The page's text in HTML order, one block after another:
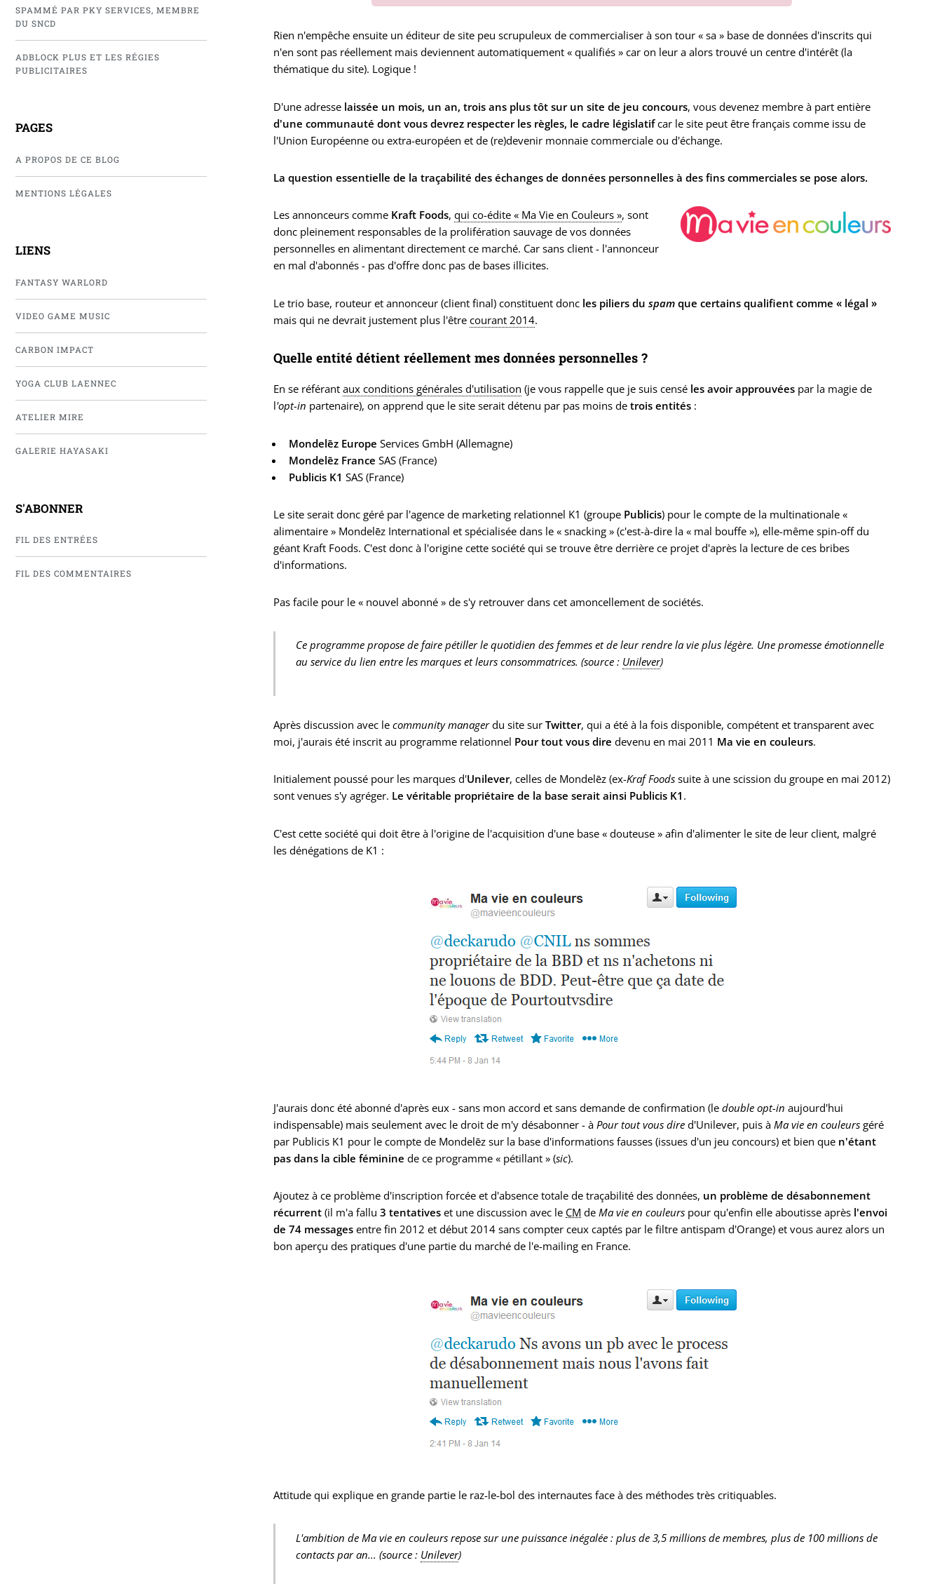
SPAMMÉ PAR PKY SERVICES, MEMBRE
DU SNCD
ADBLOCK PLUS ET LES RÉGIES
PUBLICITAIRES
PAGES
A PROPOS DE CE BLOG
MENTIONS LÉGALES
LIENS
FANTASY WARLORD
VIDEO GAME MUSIC
CARBON IMPACT
YOGA CLUB LAENNEC
ATELIER MIRE
GALERIE HAYASAKI
S'ABONNER
FIL DES ENTRÉES
FIL DES COMMENTAIRES
Rien n'empêche ensuite un éditeur de site peu scrupuleux de commercialiser à son tour « sa » base de données d'inscrits qui
n'en sont pas réellement mais deviennent automatiquement « qualifiés » car on leur a alors trouvé un centre d'intérêt (la
thématique du site). Logique !
D'une adresse laissée un mois, un an, trois ans plus tôt sur un site de jeu concours, vous devenez membre à part entière
d'une communauté dont vous devrez respecter les règles, le cadre législatifcar le site peut être français comme issu de
l'Union Européenne ou extra-européen et de (re)devenir monnaie commerciale ou d'échange.
La question essentielle de la traçabilité des échanges de données personnelles à des fins commerciales se pose alors.
Les annonceurs comme Kraft Foods,qui co-édite « Ma Vie en Couleurs », sont
donc pleinement responsables de la prolifération sauvage de vos données
personnelles en alimentant directement ce marché. Car sans client - l'annonceur
en mal d'abonnés - pas d'offre donc pas de bases illicites.
Le trio base, routeur et annonceur (client final) constituent donc les piliers duspam que certains qualifient comme « légal »
mais qui ne devrait justement plus l'êtrecourant 2014.
Quelle entité détient réellement mes données personnelles ?
En se référantaux conditions générales d'utilisation (je vous rappelle que je suis censé les avoir approuvées par la magie de
l'opt-in partenaire), on apprend que le site serait détenu par pas moins detrois entités :
Mondelēz Europe Services GmbH (Allemagne)
Mondelēz France SAS (France)
Publicis K1 SAS (France)
Le site serait donc géré par l'agence de marketing relationnel K1 (groupe Publicis) pour le compte de la multinationale «
alimentaire » Mondelēz International et spécialisée dans le « snacking » (c'est-à-dire la « mal bouffe »), elle-même spin-off du
géant Kraft Foods. C'est donc à l'origine cette société qui se trouve être derrière ce projet d'après la lecture de ces bribes
d'informations.
Pas facile pour le « nouvel abonné » de s'y retrouver dans cet amoncellement de sociétés.
Ce programme propose de faire pétiller le quotidien des femmes et de leur rendre la vie plus légère. Une promesse émotionnelle
au service du lien entre les marques et leurs consommatrices. (source : Unilever)
Après discussion avec lecommunity managerdu site surTwitter, qui a été à la fois disponible, compétent et transparent avec
moi, j'aurais été inscrit au programme relationnel Pour tout vous dire devenu en mai 2011 Ma vie en couleurs.
Initialement poussé pour les marques d'Unilever, celles de Mondelēz (ex-Kraf Foods suite à une scission du groupe en mai 2012)
sont venues s'y agréger. Le véritable propriétaire de la base serait ainsi Publicis K1 .
C'est cette société qui doit être à l'origine de l'acquisition d'une base « douteuse » afin d'alimenter le site de leur client, malgré
les dénégations de K1 :
J'aurais donc été abonné d'après eux - sans mon accord et sans demande de confirmation (ledouble opt-in aujourd'hui
indispensable) mais seulement avec le droit de m'y désabonner - àPour tout vous dire d'Unilever, puis àMa vie en couleurs géré
par Publicis K1 pour le compte de Mondelēz sur la base d'informations fausses (issues d'un jeu concours) et bien que n'étant
pas dans la cible féminine de ce programme « pétillant » (sic).
Ajoutez à ce problème d'inscription forcée et d'absence totale de traçabilité des données, un problème de désabonnement
récurrent (il m'a fallu3 tentatives et une discussion avec le CM deMa vie en couleurs pour qu'enfin elle aboutisse après l'envoi
de 74 messages entre fin 2012 et début 2014 sans compter ceux captés par le filtre antispam d'Orange) et vous aurez alors un
bon aperçu des pratiques d'une partie du marché de l'e-mailing en France.
Attitude qui explique en grande partie le raz-le-bol des internautes face à des méthodes très critiquables.
L'ambition de Ma vie en couleurs repose sur une puissance inégalée : plus de 3,5 millions de membres, plus de 100 millions de
contacts par an... (source : Unilever)